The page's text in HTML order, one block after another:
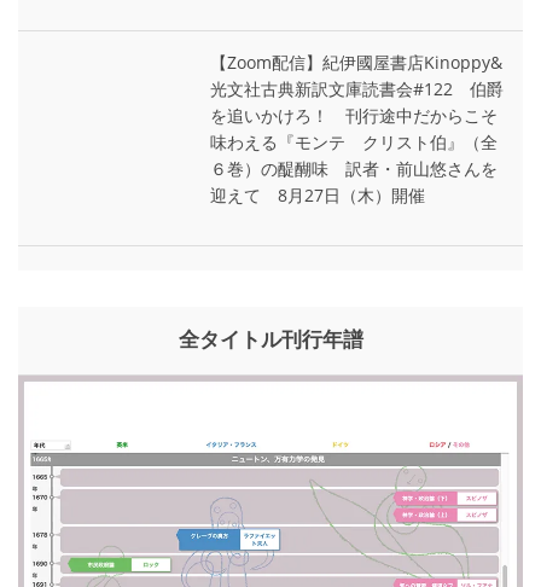
【Zoom配信】紀伊國屋書店Kinoppy&
光文社古典新訳文庫読書会#122 伯爵
を追いかけろ！ 刊行途中だからこそ
味わえる『モンテ゠クリスト伯』（全
６巻）の醍醐味 訳者・前山悠さんを
迎えて 8月27日（木）開催
全タイトル刊行年譜